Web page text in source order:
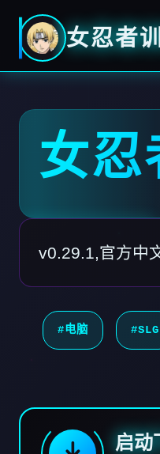
女忍者
女忍
v0.29.1,官方中
#电脑 #SLG
启动